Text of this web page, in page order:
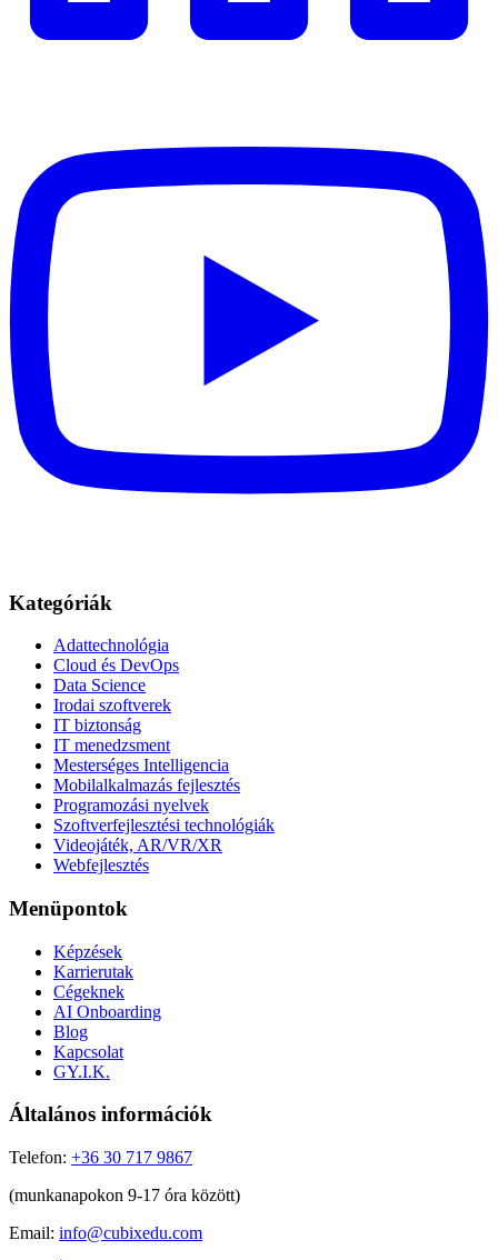
Kategóriák
Adattechnológia
Cloud és DevOps
Data Science
Irodai szoftverek
IT biztonság
IT menedzsment
Mesterséges Intelligencia
Mobilalkalmazás fejlesztés
Programozási nyelvek
Szoftverfejlesztési technológiák
Videojáték, AR/VR/XR
Webfejlesztés
Menüpontok
Képzések
Karrierutak
Cégeknek
AI Onboarding
Blog
Kapcsolat
GY.I.K.
Általános információk
Telefon: +36 30 717 9867
(munkanapokon 9-17 óra között)
Email: info@cubixedu.com